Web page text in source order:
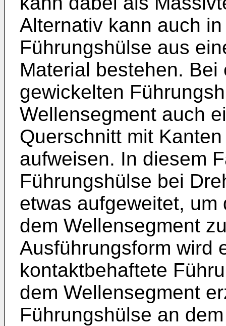
Alternativ kann auch
Führungshülse aus
Material bestehen.
gewickelten
Wellensegment auch
Querschnitt mit
aufweisen. In diesem
Führungshülse bei
etwas aufgeweitet,
dem Wellensegment
Ausführungsform wird
kontaktbehaftete
dem Wellensegment
Führungshülse an